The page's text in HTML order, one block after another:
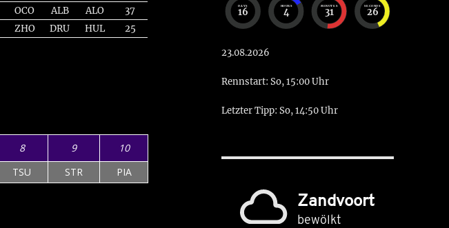
OCO ALB ALO
37
ZHO DRU HUL 25
8 9
10
TSU STR PIA
DAYS
16
HOURS
4
MINUTES
31
SECONDS
25
23.08.2026
Rennstart: So, 15:00 Uhr
Letzter Tipp: So, 14:50 Uhr
Zandvoort
bewölkt